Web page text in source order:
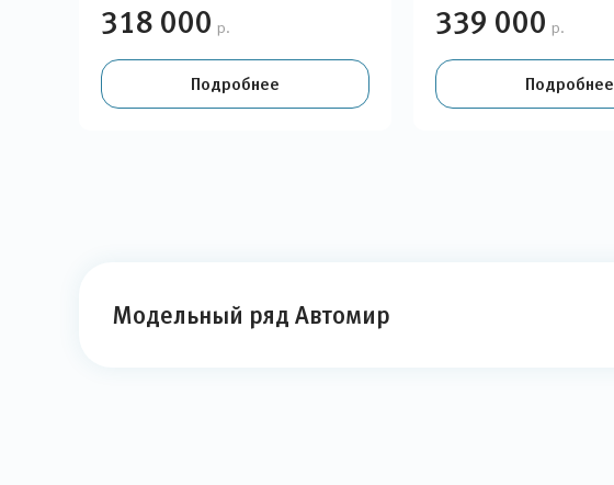
318 000 р.
Подробнее
339 000 р.
Подробнее
Модельный ряд Автомир